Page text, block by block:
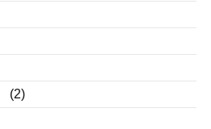
(2)